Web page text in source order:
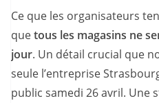
Ce que les organisateurs
quetous les magasins ne
jour. Un détail crucial que
seule l’entreprise
public samedi 26 avril. Une